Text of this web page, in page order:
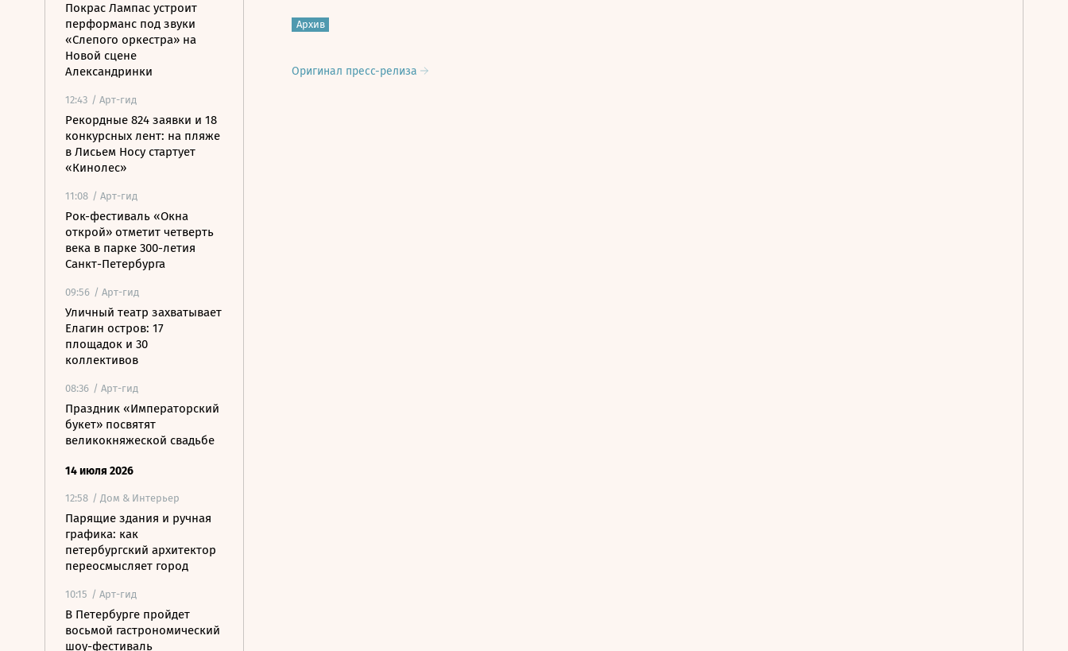
Покрас Лампас устроит
перформанс под звуки
«Слепого оркестра» на
Новой сцене
Александринки
12:43 / Арт-гид
Рекордные 824 заявки и 18
конкурсных лент: на пляже
в Лисьем Носу стартует
«Кинолес»
11:08 / Арт-гид
Рок-фестиваль «Окна
открой» отметит четверть
века в парке 300-летия
Санкт-Петербурга
09:56 / Арт-гид
Уличный театр захватывает
Елагин остров: 17
площадок и 30
коллективов
08:36 / Арт-гид
Праздник «Императорский
букет» посвятят
великокняжеской свадьбе
14 июля 2026
12:58 / Дом & Интерьер
Парящие здания и ручная
графика: как
петербургский архитектор
переосмысляет город
10:15 / Арт-гид
В Петербурге пройдет
восьмой гастрономический
шоу-фестиваль
Архив
Оригинал пресс-релиза